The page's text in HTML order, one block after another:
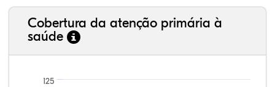
Cobertura da atenção primária à
saúde
125